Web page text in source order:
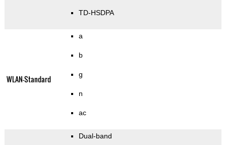
TD-HSDPA
WLAN-Standard
a
b
g
n
ac
Dual-band